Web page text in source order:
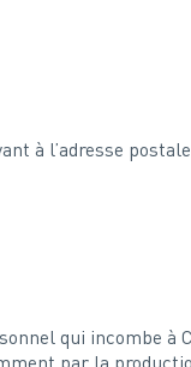
à l’adresse
qui incombe à
par la